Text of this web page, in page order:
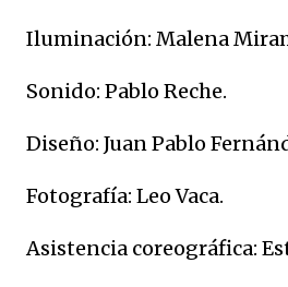
Iluminación: Malena
Sonido: Pablo Reche.
Diseño: Juan Pablo
Fotografía: Leo Vaca.
Asistencia coreográfica: